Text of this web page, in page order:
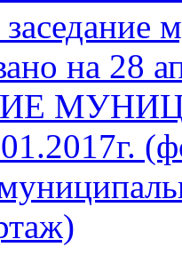
на 28